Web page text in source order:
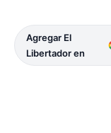
Agregar El
Libertador en